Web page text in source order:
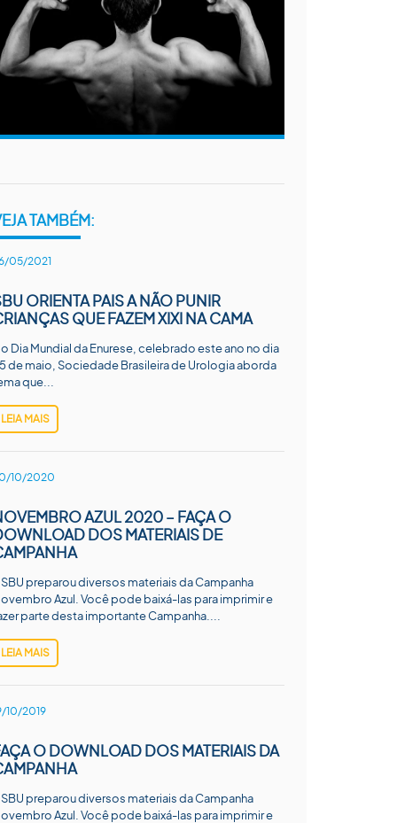
TAMBÉM:
05/2021
ORIENTA PAIS A NÃO PUNIR
QUE FAZEM XIXI NA CAMA
Dia Mundial da Enurese, celebrado este ano no dia
de maio, Sociedade Brasileira de Urologia aborda
que...
LEIA MAIS
10/2020
AZUL 2020 – FAÇA O
DOS MATERIAIS DE
SBU preparou diversos materiais da Campanha
Azul. Você pode baixá-las para imprimir e
parte desta importante Campanha....
LEIA MAIS
10/2019
O DOWNLOAD DOS MATERIAIS DA
SBU preparou diversos materiais da Campanha
Azul. Você pode baixá-las para imprimir e